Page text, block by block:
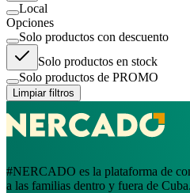
Local
Opciones
Solo productos con descuento
Solo productos en stock
Solo productos de PROMO
Limpiar filtros
#NERCADO es la plataforma de
a las familias dentro y fuera de Cuba.